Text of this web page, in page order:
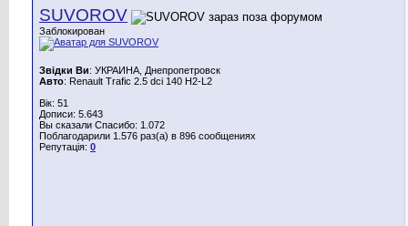
SUVOROV
Заблокирован
Звідки Ви: УКРАИНА, Днепропетровск
Авто: Renault Trafic 2.5 dci 140 H2-L2
Вік: 51
Дописи: 5.643
Вы сказали Спасибо: 1.072
Поблагодарили 1.576 раз(а) в 896 сообщениях
Репутація: 0